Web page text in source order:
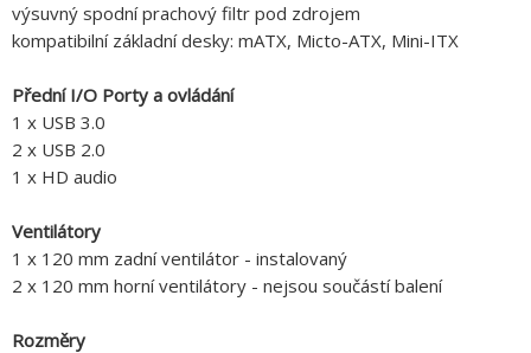
výsuvný spodní prachový filtr pod zdrojem
kompatibilní základní desky: mATX, Micto-ATX, Mini-ITX
Přední I/O Porty a ovládání
1 x USB 3.0
2 x USB 2.0
1 x HD audio
Ventilátory
1 x 120 mm zadní ventilátor - instalovaný
2 x 120 mm horní ventilátory - nejsou součástí balení
Rozměry